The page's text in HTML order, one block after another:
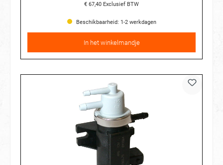
€ 67,40 Exclusief BTW
Beschikbaarheid: 1-2 werkdagen
In het winkelmandje